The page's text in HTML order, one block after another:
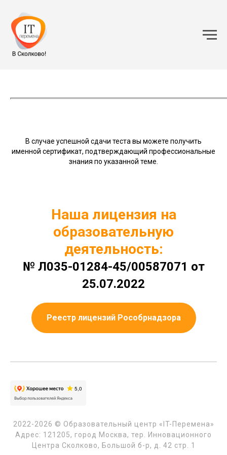
В случае успешной сдачи теста вы можете получить
именной сертификат, подтверждающий профессиональные
знания по указанной теме.
Наша лицензия на
образовательную
деятельность:
№ Л035-01284-45/00587071 от
25.07.2022
Реестр лицензий Рособрнадзора
2022-2026 © Образовательный центр «IT-Перемена»
Адрес: 121205, город Москва, тер. Инновационного
Центра Сколково, Большой б-р, д. 42 стр. 1